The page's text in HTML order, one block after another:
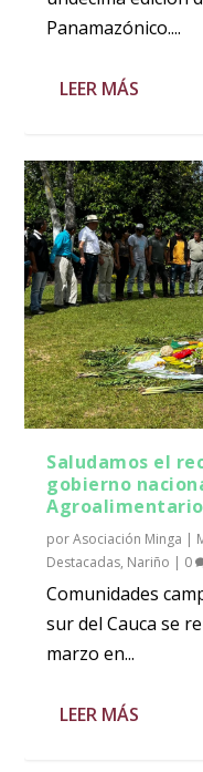
Panamazónico....
LEER MÁS
Saludamos el
gobierno
porAsociación Minga |
Destacadas, Nariño | 0
Comunidades
sur del Cauca se
marzo en...
LEER MÁS